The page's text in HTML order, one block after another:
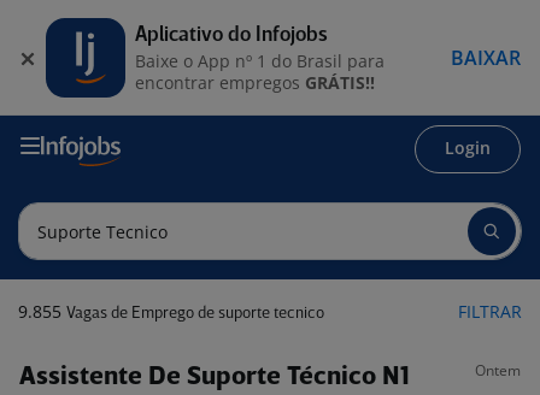
Login
9.855 Vagas de Emprego de suporte tecnico FILTRAR
Assistente De Suporte Técnico N1 Ontem
Aplicativo do Infojobs
Baixe o App nº 1 do Brasil para
encontrar empregos GRÁTIS!!
BAIXAR